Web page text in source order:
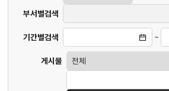
부서별검색
기간별검색 ~
게시물